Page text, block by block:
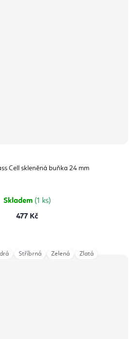
Cell skleněná buňka 24 mm
Skladem (1 ks)
477 Kč
Stříbrná Zelená Zlatá